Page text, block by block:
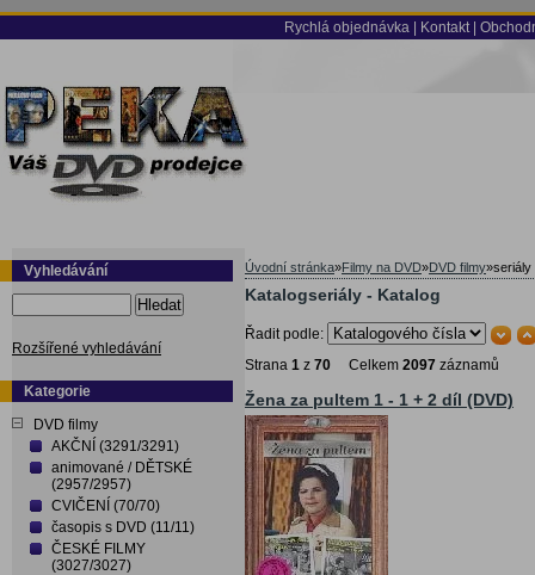
Rychlá objednávka Kontakt
Vyhledávání
Hledat
Rozšířené vyhledávání
Kategorie
DVD filmy
AKČNÍ (3291/3291)
animované / DĚTSKÉ
(2957/2957)
CVIČENÍ (70/70)
časopis s DVD (11/11)
ČESKÉ FILMY
(3027/3027)
Úvodní stránka»Filmy na DVD»DVD filmy»seriály
Katalogseriály - Katalog
Řadit podle:
Strana 1 z 70 Celkem 2097 záznamů
Žena za pultem 1 - 1 + 2 díl (DVD)